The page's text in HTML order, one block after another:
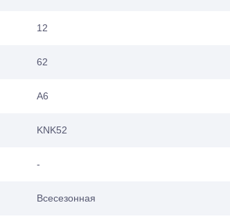
12
62
A6
KNK52
-
Всесезонная